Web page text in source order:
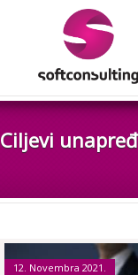
Ciljevi
12. Novembra 2021.